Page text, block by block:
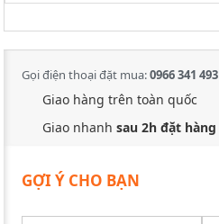
Gọi điện thoại đặt mua:0966 341 493
Giao hàng trên toàn quốc
Giao nhanh sau 2h đặt hàng
GỢI Ý CHO BẠN